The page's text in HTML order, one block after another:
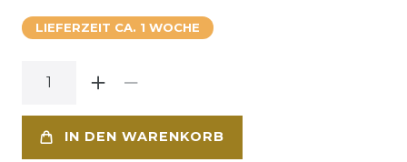
LIEFERZEIT CA. 1 WOCHE
IN DEN WARENKORB